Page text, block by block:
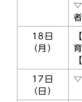
18日
（月）
17日
（日）
▽